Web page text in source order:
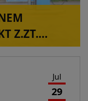
Z.ZT.
Jul
29